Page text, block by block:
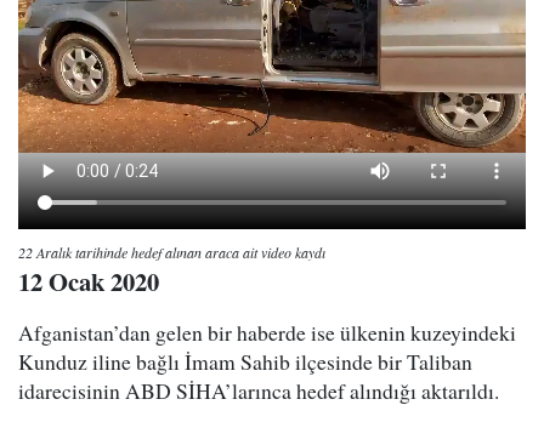
22 Aralık tarihinde hedef alınan araca ait video kaydı
12 Ocak 2020
Afganistan’dan gelen bir haberde ise ülkenin kuzeyindeki
Kunduz iline bağlı İmam Sahib ilçesinde bir Taliban
idarecisinin ABD SİHA’larınca hedef alındığı aktarıldı.